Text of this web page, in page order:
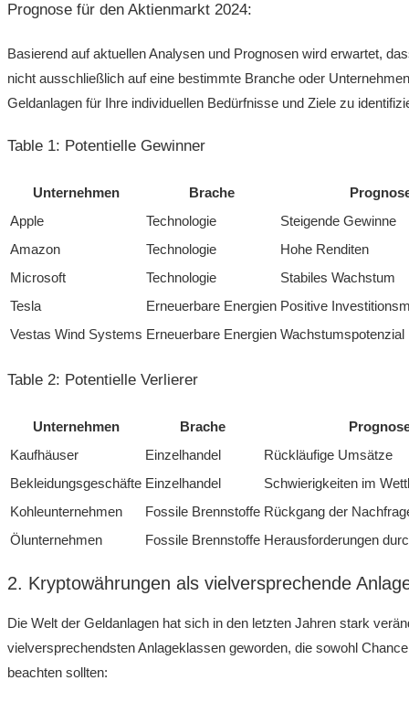
Prognose für den Aktienmarkt⁤ 2024:
Basierend ‍auf aktuellen Analysen und Prognosen wird erwartet,
nicht ausschließlich auf eine bestimmte Branche oder
Geldanlagen für Ihre individuellen ​Bedürfnisse und Ziele zu
Table 1: Potentielle⁤ Gewinner
Unternehmen Brache
Apple
Technologie
Steigende Gewinne
Amazon
Technologie
Hohe Renditen
Microsoft
Technologie
Stabiles Wachstum
Tesla
Erneuerbare Energien Positive
Vestas Wind Systems Erneuerbare​ Energien Wachstumspotenzial
Table 2: Potentielle ‌Verlierer
Unternehmen Brache
Kaufhäuser
Einzelhandel
Rückläufige Umsätze
Bekleidungsgeschäfte Einzelhandel
Schwierigkeiten‌ im
Kohleunternehmen
Fossile Brennstoffe Rückgang der
Ölunternehmen
Fossile Brennstoffe Herausforderungen
2. Kryptowährungen als vielversprechende
Die Welt ⁢der Geldanlagen hat sich in den letzten ⁢Jahren stark‍
vielversprechendsten Anlageklassen ‌geworden, die sowohl
beachten sollten: